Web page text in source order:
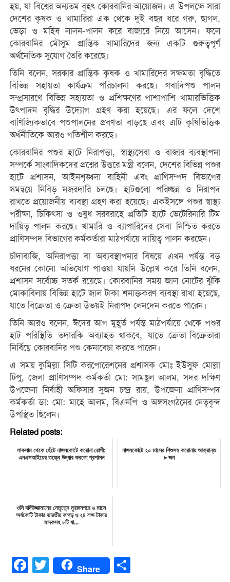
হয়, যা বিশ্বের অন্যতম বৃহৎ কোরবানির আয়োজন। এ উপলক্ষে সারা
দেশের কৃষক ও খামারিরা এক থেকে দুই বছর ধরে গরু, ছাগল,
ভেড়া ও মহিষ লালন-পালন করে বাজারে নিয়ে আসেন। ফলে
কোরবানির মৌসুম প্রান্তিক খামারিদের জন্য একটি গুরুত্বপূর্ণ
অর্থনৈতিক সুযোগ তৈরি করেছে।
তিনি বলেন, সরকার প্রান্তিক কৃষক ও খামারিদের সক্ষমতা বৃদ্ধিতে
বিভিন্ন সহায়তা কার্যক্রম পরিচালনা করছে। গবাদিপশু পালন
সম্প্রসারণে বিভিন্ন সহায়তা ও প্রশিক্ষণের পাশাপাশি খামারভিত্তিক
উৎপাদন বৃদ্ধির উদ্যোগ গ্রহণ করা হয়েছে। এর ফলে দেশে
বাণিজ্যিকভাবে পশুপালনের প্রবণতা বাড়ছে এবং এটি কৃষিভিত্তিক
অর্থনীতিকে আরও গতিশীল করছে।
কোরবানির পশুর হাটে নিরাপত্তা, স্বাস্থ্যসেবা ও বাজার ব্যবস্থাপনা
সম্পর্কে সাংবাদিকদের প্রশ্নের উত্তরে মন্ত্রী বলেন, দেশের বিভিন্ন পশুর
হাটে প্রশাসন, আইনশৃঙ্খলা বাহিনী এবং প্রাণিসম্পদ বিভাগের
সমন্বয়ে নিবিড় নজরদারি চলছে। হাটগুলো পরিচ্ছন্ন ও নিরাপদ
রাখতে প্রয়োজনীয় ব্যবস্থা গ্রহণ করা হয়েছে। একইসঙ্গে পশুর স্বাস্থ্য
পরীক্ষা, চিকিৎসা ও ওষুধ সরবরাহে প্রতিটি হাটে ভেটেরিনারি টিম
দায়িত্ব পালন করছে। খামারি ও ব্যাপারিদের সেবা নিশ্চিত করতে
প্রাণিসম্পদ বিভাগের কর্মকর্তারা মাঠপর্যায়ে দায়িত্ব পালন করছেন।
চাঁদাবাজি, অনিরাপত্তা বা অব্যবস্থাপনার বিষয়ে এখন পর্যন্ত বড়
ধরনের কোনো অভিযোগ পাওয়া যায়নি উল্লেখ করে তিনি বলেন,
প্রশাসন সর্বোচ্চ সতর্ক রয়েছে। কোরবানির সময় জাল নোটের ঝুঁকি
মোকাবিলায় বিভিন্ন হাটে জাল টাকা শনাক্তকরণ ব্যবস্থা রাখা হয়েছে,
যাতে বিক্রেতা ও ক্রেতা উভয়ই নিরাপদ লেনদেন করতে পারেন।
তিনি আরও বলেন, ঈদের আগ মুহূর্ত পর্যন্ত মাঠপর্যায়ে থেকে পশুর
হাট পরিস্থিতি তদারকি অব্যাহত থাকবে, যাতে ক্রেতা-বিক্রেতারা
নির্বিঘ্নে কোরবানির পশু কেনাবেচা করতে পারেন।
এ সময় কুমিল্লা সিটি করপোরেশনের প্রশাসক মোঃ ইউসুফ মোল্লা
টিপু, জেলা প্রাণিসম্পদ কর্মকর্তা মো: সামছুল আলম, সদর দক্ষিণ
উপজেলা নির্বাহী অফিসার সুজন চন্দ্র রায়, উপজেলা প্রাণিসম্পদ
কর্মকর্তা ডা: মো: মাহে আলম, বিএনপি ও অঙ্গসংগঠনের নেতৃবৃন্দ
উপস্থিত ছিলেন।
Related posts:
লাকসাম থেকে হেঁটে নাঙ্গলকোটে করোনা রোগী:
এনএসআইয়ের তত্ত্বে উদ্ধার করলো প্রশাসন
নাঙ্গলকোটে ২০ মাসের শিশুসহ করোনায় আক্রান্ত
৮ জন
ওসি বদিউজ্জামানের নেতৃত্বে মুরাদনগরে ৬ মাসে
অর্ধকোটি টাকার ভারতীয় কাপড় ও ২৪ লক্ষ টাকার
মাদকসহ ৮টি যা...
Facebook
Twitter Share